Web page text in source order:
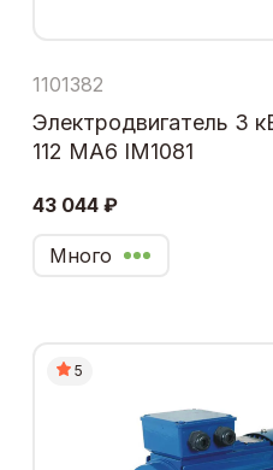
1101382
Электродвигатель 3
112 МА6 IM1081
43 044 ₽
Много
5